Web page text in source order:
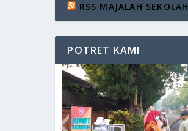
RSS MAJALAH SEKOLAH
POTRET KAMI